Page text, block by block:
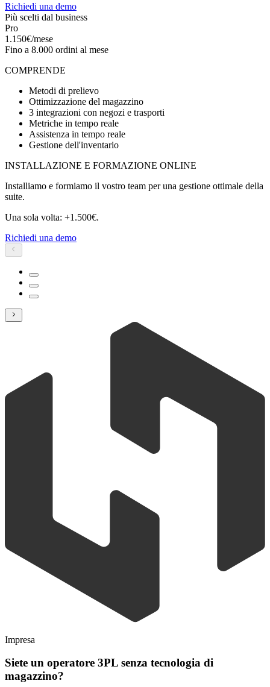
Richiedi una demo
Più scelti dal business
Pro
1.150€/mese
Fino a 8.000 ordini al mese
COMPRENDE
Metodi di prelievo
Ottimizzazione del magazzino
3 integrazioni con negozi e trasporti
Metriche in tempo reale
Assistenza in tempo reale
Gestione dell'inventario
INSTALLAZIONE E FORMAZIONE ONLINE
Installiamo e formiamo il vostro team per una gestione ottimale della
suite.
Una sola volta: +1.500€.
Richiedi una demo
Impresa
Siete un operatore 3PL senza tecnologia di
magazzino?